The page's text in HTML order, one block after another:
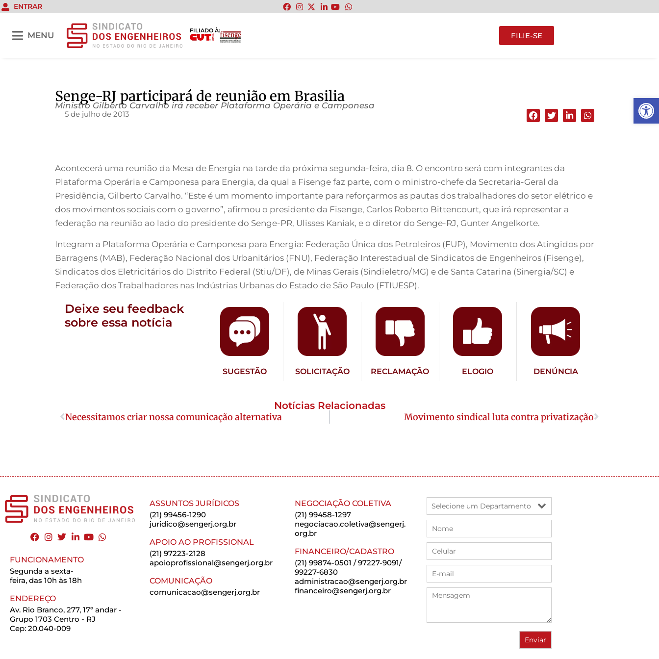
Abrir
ENTRAR
MENU
FILIADO À:
FILIE-SE
Senge-RJ participará de reunião em Brasilia
Ministro Gilberto Carvalho irá receber Plataforma Operária e Camponesa
5 de julho de 2013
Acontecerá uma reunião da Mesa de Energia na tarde da próxima segunda-feira, dia 8. O encontro será com integrantes da
Plataforma Operária e Camponesa para Energia, da qual a Fisenge faz parte, com o ministro-chefe da Secretaria-Geral da
Presidência, Gilberto Carvalho. “Este é um momento importante para reforçarmos as pautas dos trabalhadores do setor elétrico e
dos movimentos sociais com o governo”, afirmou o presidente da Fisenge, Carlos Roberto Bittencourt, que irá representar a
federação na reunião ao lado do presidente do Senge-PR, Ulisses Kaniak, e o diretor do Senge-RJ, Gunter Angelkorte.
Integram a Plataforma Operária e Camponesa para Energia: Federação Única dos Petroleiros (FUP), Movimento dos Atingidos por
Barragens (MAB), Federação Nacional dos Urbanitários (FNU), Federação Interestadual de Sindicatos de Engenheiros (Fisenge),
Sindicatos dos Eletricitários do Distrito Federal (Stiu/DF), de Minas Gerais (Sindieletro/MG) e de Santa Catarina (Sinergia/SC) e
Federação dos Trabalhadores nas Indústrias Urbanas do Estado de São Paulo (FTIUESP).
Deixe seu feedback
sobre essa notícia
SUGESTÃO SOLICITAÇÃO RECLAMAÇÃO ELOGIO DENÚNCIA
Notícias Relacionadas
Necessitamos criar nossa comunicação alternativa Movimento sindical luta contra privatização
FUNCIONAMENTO
Segunda a sexta-
feira, das 10h às 18h
ENDEREÇO
Av. Rio Branco, 277, 17º andar -
Grupo 1703 Centro - RJ
Cep: 20.040-009
ASSUNTOS JURÍDICOS
(21) 99456-1290
juridico@sengerj.org.br
APOIO AO PROFISSIONAL
(21) 97223-2128
apoioprofissional@sengerj.org.br
COMUNICAÇÃO
comunicacao@sengerj.org.br
NEGOCIAÇÃO COLETIVA
(21) 99458-1297
negociacao.coletiva@sengerj.
org.br
FINANCEIRO/CADASTRO
(21) 99874-0501 / 97227-9091/
99227-6830
administracao@sengerj.org.br
financeiro@sengerj.org.br